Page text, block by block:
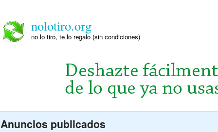
nolotiro.org
no lo tiro, te lo regalo (sin condiciones)
Anuncios publicados